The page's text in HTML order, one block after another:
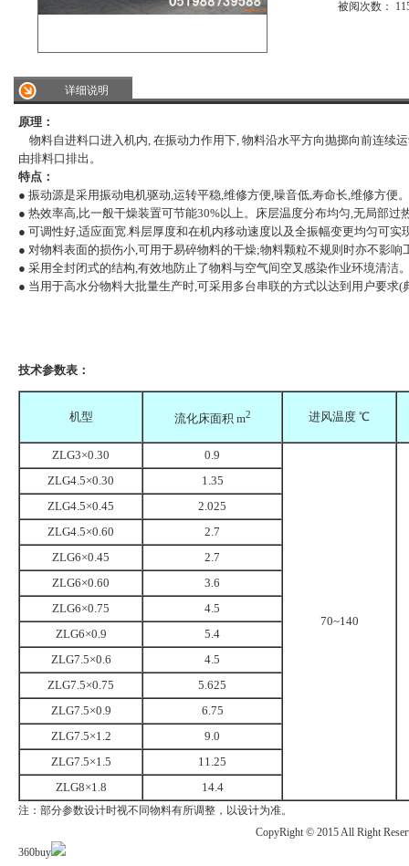
被阅次数：
详细说明
原理：
物料自进料口进入机内, 在振动力作用下, 物料沿水平方向抛掷向前连续
由排料口排出。
特点：
● 振动源是采用振动电机驱动,运转平稳,维修方便,噪音低,寿命长,维修方便。
● 热效率高,比一般干燥装置可节能30%以上。床层温度分布均匀,无局部过
● 可调性好,适应面宽.料层厚度和在机内移动速度以及全振幅变更均匀可实
● 对物料表面的损伤小,可用于易碎物料的干燥;物料颗粒不规则时亦不影响
● 采用全封闭式的结构,有效地防止了物料与空气间空叉感染作业环境清洁
● 当用于高水分物料大批量生产时,可采用多台串联的方式以达到用户要求(
技术参数表：
机型 流化床面积 m2 进风温度 ℃
ZLG3×0.30 0.9
70~140
ZLG4.5×0.30
1.35
ZLG4.5×0.45
2.025
ZLG4.5×0.60
2.7
ZLG6×0.45
2.7
ZLG6×0.60
3.6
ZLG6×0.75
4.5
ZLG6×0.9
5.4
ZLG7.5×0.6
4.5
ZLG7.5×0.75
5.625
ZLG7.5×0.9
6.75
ZLG7.5×1.2
9.0
ZLG7.5×1.5
11.25
ZLG8×1.8
14.4
注：部分参数设计时视不同物料有所调整，以设计为准。
CopyRight © 2015 All Right
360buy